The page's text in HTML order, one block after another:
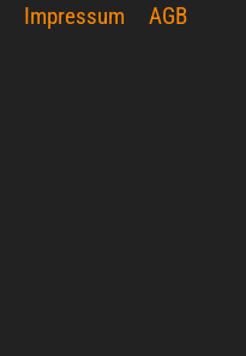
Impressum
AGB